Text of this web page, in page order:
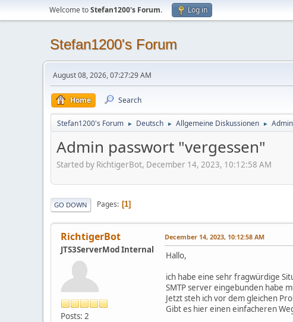
Welcome toStefan1200's Forum. Log in
Stefan1200's Forum
August 08, 2026, 07:27:29 AM
Home Search
Stefan1200's Forum ► Deutsch ► Allgemeine Diskussionen ►
Admin passwort "vergessen"
Started by RichtigerBot, December 14, 2023, 10:12:58 AM
GO DOWN Pages 1
RichtigerBot
JTS3ServerMod Internal
Posts: 2
December 14, 2023, 10:12:58 AM
Hallo,
ich habe eine sehr fragwürdige
SMTP server eingebunden habe
Jetzt steh ich vor dem gleichen
Gibt es hier einen einfacheren